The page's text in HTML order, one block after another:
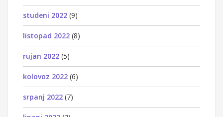
studeni 2022 (9)
listopad 2022 (8)
rujan 2022 (5)
kolovoz 2022 (6)
srpanj 2022 (7)